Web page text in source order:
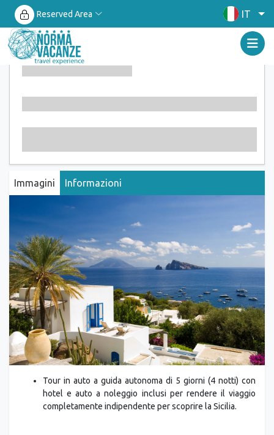
Reserved Area IT
Immagini Informazioni
Tour in auto a guida autonoma di 5 giorni (4 notti) con
hotel e auto a noleggio inclusi per rendere il viaggio
completamente indipendente per scoprire la Sicilia.